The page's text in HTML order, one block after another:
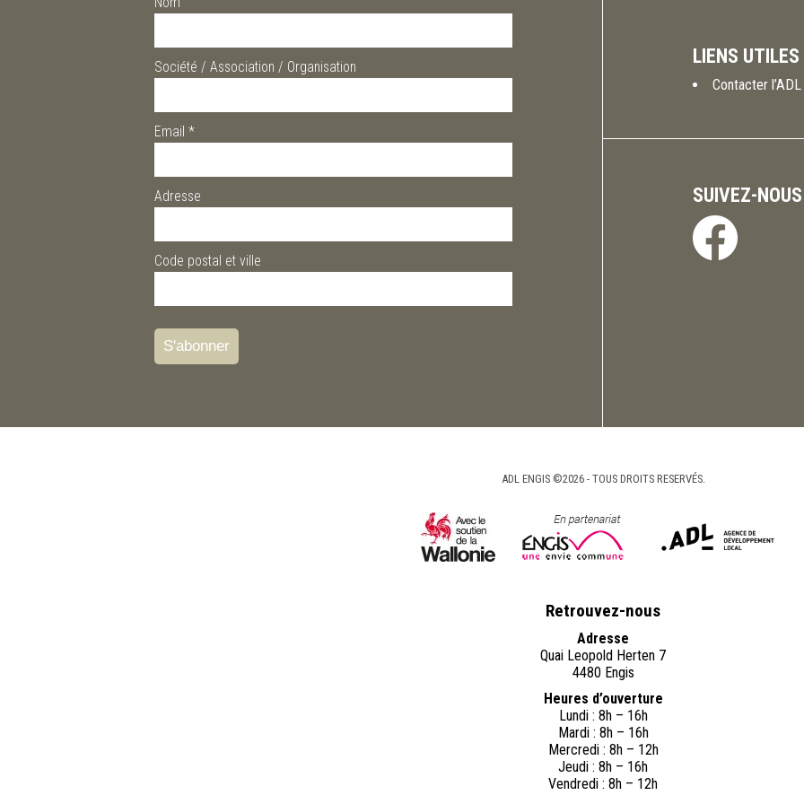
Société / Association / Organisation
Email *
Adresse
Code postal et ville
LIENS UTILES
Contacter l’ADL
SUIVEZ-NOUS
ADL ENGIS ©2026 - TOUS DROITS RESERVÉS.
Retrouvez-nous
Adresse
Quai Leopold Herten 7
4480 Engis
Heures d’ouverture
Lundi : 8h – 16h
Mardi : 8h – 16h
Mercredi : 8h – 12h
Jeudi : 8h – 16h
Vendredi : 8h – 12h